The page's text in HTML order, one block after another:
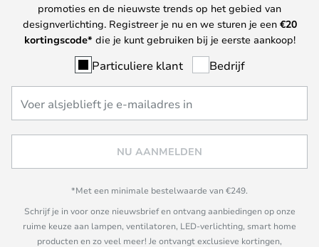
promoties en de nieuwste trends op het gebied van
designverlichting. Registreer je nu en we sturen je een €20
kortingscode* die je kunt gebruiken bij je eerste aankoop!
Particuliere klant Bedrijf
NU AANMELDEN
*Met een minimale bestelwaarde van €249.
Schrijf je in voor onze nieuwsbrief en ontvang aanbiedingen op onze
ruime keuze aan lampen, ventilatoren, LED-verlichting, smart home
producten en zo veel meer! Je ontvangt exclusieve kortingen,